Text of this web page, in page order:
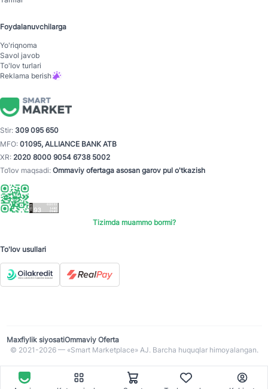
Foydalanuvchilarga
Yo'riqnoma
Savol javob
To'lov turlari
Reklama berish
Stir: 309 095 650
MFO: 01095, ALLIANCE BANK ATB
XR: 2020 8000 9054 6738 5002
To‘lov maqsadi: Ommaviy ofertaga asosan garov pul o'tkazish
Tizimda muammo bormi?
To'lov usullari
Maxfiylik siyosatiOmmaviy Oferta
© 2021-2026 — «Smart Marketplace» AJ. Barcha huquqlar himoyalangan.